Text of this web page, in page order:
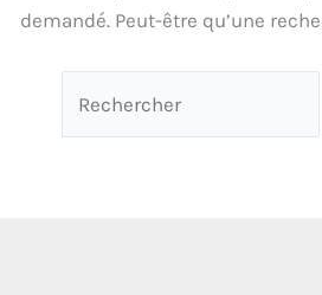
demandé. Peut-être qu’une